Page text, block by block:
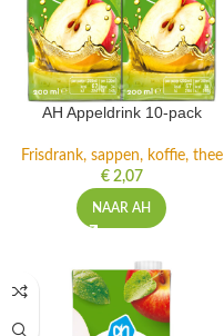
AH Appeldrink 10-pack
Frisdrank, sappen, koffie, thee
€2,07
NAAR AH